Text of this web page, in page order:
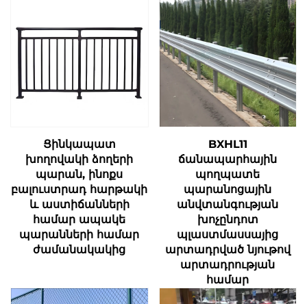
Ցինկապատ
խողովակի ձողերի
պարան, ինոքս
բալուստրադ հարթակի
և աստիճանների
համար ապակե
պարանների համար
ժամանակակից
BXHL11
ճանապարհային
պողպատե
պարանոցային
անվտանգության
խոչընդոտ
պլաստմասսայից
արտադրված նյութով
արտադրության
համար